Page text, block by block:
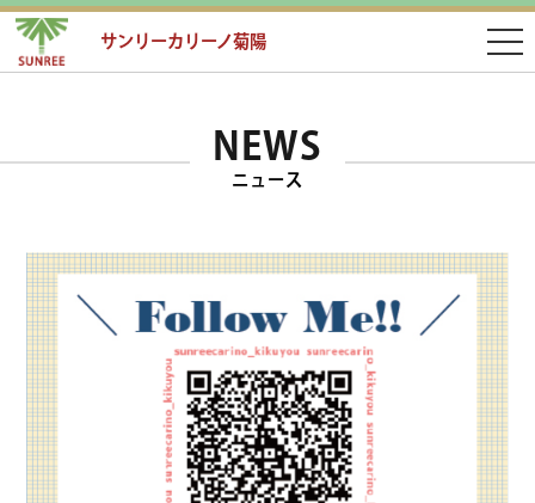
サンリーカリーノ菊陽
NEWS
ニュース